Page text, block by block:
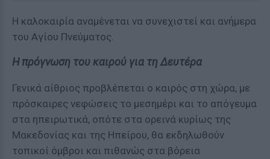
Η καλοκαιρία αναμένεται να συνεχιστεί και ανήμερα
του Αγίου Πνεύματος.
Η πρόγνωση του καιρού για τη Δευτέρα
Γενικά αίθριος προβλέπεται ο καιρός στη χώρα, με
πρόσκαιρες νεφώσεις το μεσημέρι και το απόγευμα
στα ηπειρωτικά, οπότε στα ορεινά κυρίως της
Μακεδονίας και της Ηπείρου, θα εκδηλωθούν
τοπικοί όμβροι και πιθανώς στα βόρεια